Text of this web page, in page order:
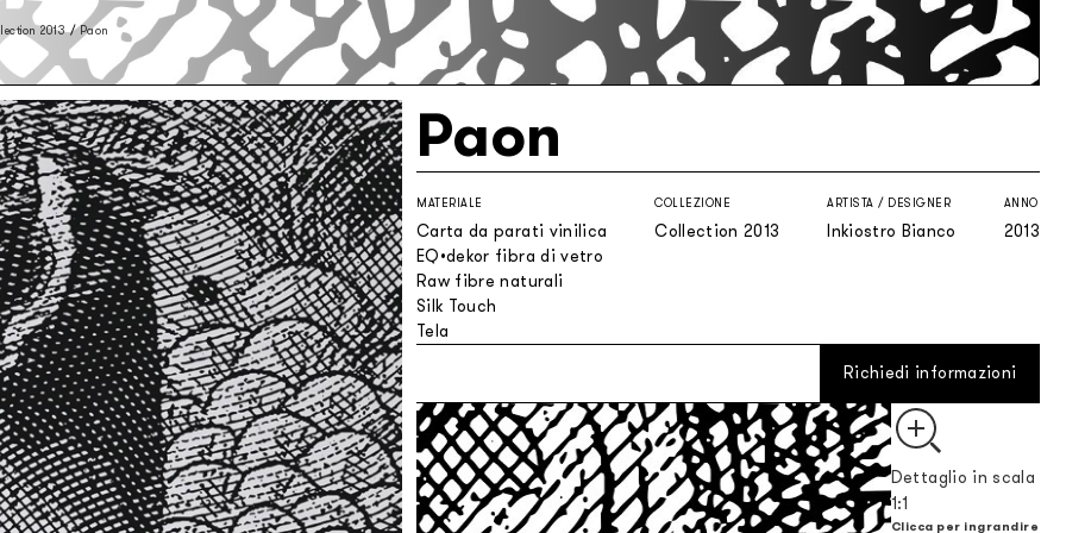
2013/Paon
Paon
MATERIALE
Carta da parati vinilica
EQ•dekor fibra di vetro
Raw fibre naturali
Silk Touch
Tela
COLLEZIONE
Collection 2013
ARTISTA / DESIGNER
Inkiostro Bianco
ANNO
2013
Richiedi informazioni
Dettaglio in scala
1:1
Clicca per ingrandire